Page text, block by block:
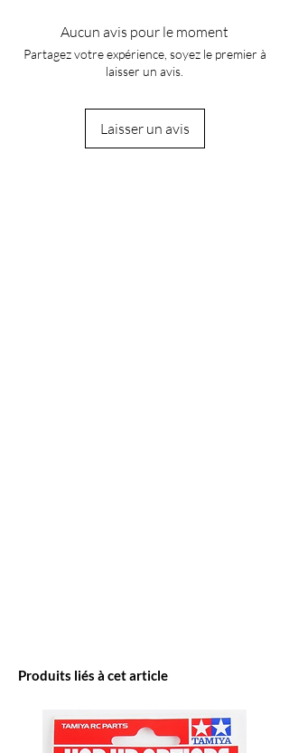
Aucun avis pour le moment
Partagez votre expérience, soyez le premier à
laisser un avis.
Laisser un avis
Produits liés à cet article